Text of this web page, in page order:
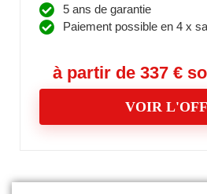
5 ans de garantie
Paiement possible en 4 x
à partir de 337 €
VOIR